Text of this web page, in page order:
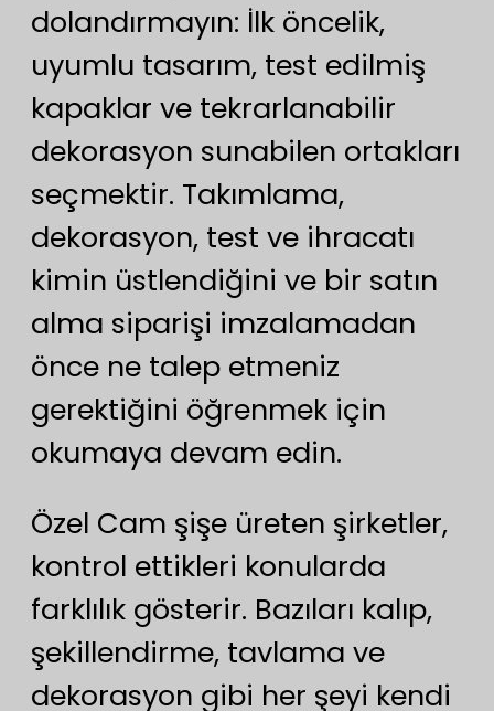
dolandırmayın: İlk öncelik,
uyumlu tasarım, test edilmiş
kapaklar ve tekrarlanabilir
dekorasyon sunabilen ortakları
seçmektir. Takımlama,
dekorasyon, test ve ihracatı
kimin üstlendiğini ve bir satın
alma siparişi imzalamadan
önce ne talep etmeniz
gerektiğini öğrenmek için
okumaya devam edin.
Özel Cam şişe üreten şirketler,
kontrol ettikleri konularda
farklılık gösterir. Bazıları kalıp,
şekillendirme, tavlama ve
dekorasyon gibi her şeyi kendi